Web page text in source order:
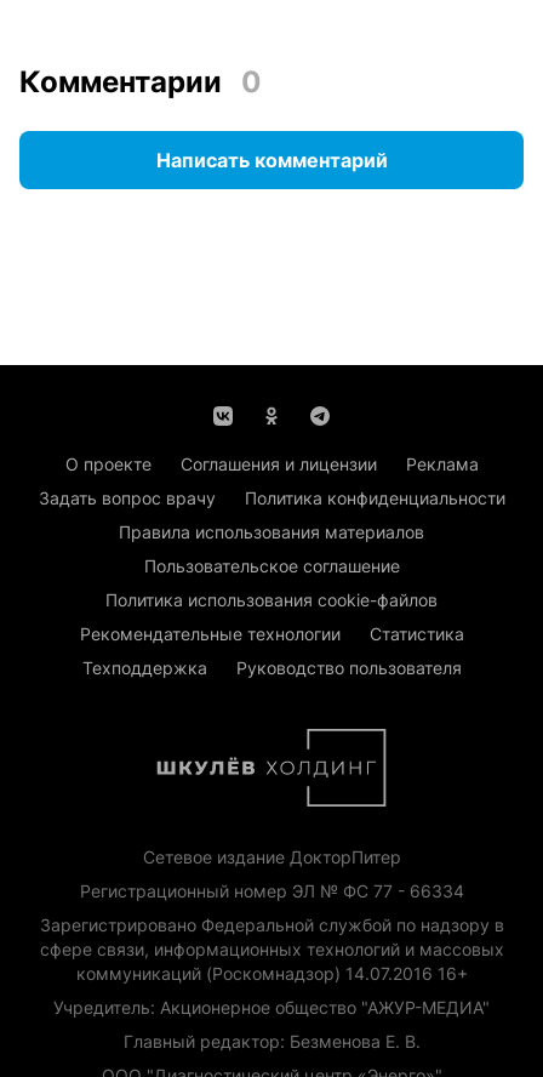
Комментарии 0
Написать комментарий
О проекте Соглашения и лицензии
Реклама
Задать вопрос врачу
Политика конфиденциальности
Правила использования материалов
Пользовательское соглашение
Политика использования cookie-файлов
Рекомендательные технологии
Статистика
Техподдержка
Руководство пользователя
Сетевое издание ДокторПитер
Регистрационный номер ЭЛ № ФС 77 - 66334
Зарегистрировано Федеральной службой по надзору в
сфере связи, информационных технологий и массовых
коммуникаций (Роскомнадзор) 14.07.2016 16+
Учредитель: Акционерное общество "АЖУР-МЕДИА"
Главный редактор: Безменова Е. В.